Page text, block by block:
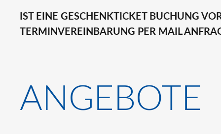
IST EINE GESCHENKTICKET BUCHUNG
TERMINVEREINBARUNG PER MAIL
ANGEBOTE